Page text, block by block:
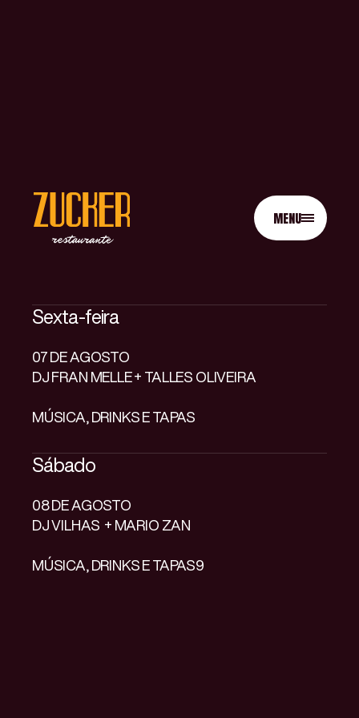
MENU
Sexta-feira
07 DE AGOSTO
DJ FRAN MELLE + TALLES OLIVEIRA
MÚSICA, DRINKS E TAPAS
Sábado
08 DE AGOSTO
DJ VILHAS + MARIO ZAN
MÚSICA, DRINKS E TAPAS9